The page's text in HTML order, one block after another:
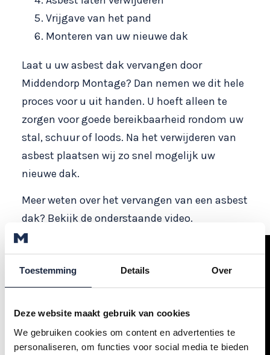
Toestemming Details Over
Deze website maakt gebruik van cookies
We gebruiken cookies om content en advertenties te
personaliseren, om functies voor social media te bieden
Vrijgave van het pand
Monteren van uw nieuwe dak
Laat u uw asbest dak vervangen door
Middendorp Montage? Dan nemen we dit hele
proces voor u uit handen. U hoeft alleen te
zorgen voor goede bereikbaarheid rondom uw
stal, schuur of loods. Na het verwijderen van
asbest plaatsen wij zo snel mogelijk uw
nieuwe dak.
Meer weten over het vervangen van een asbest
dak? Bekijk de onderstaande video.